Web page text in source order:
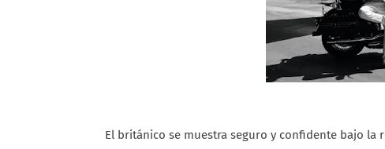
El británico se muestra seguro y confidente bajo la